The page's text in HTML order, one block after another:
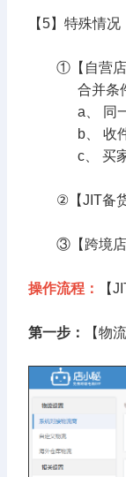
【5】特殊情况
①【自营店铺
合并条
a、 同一
b、 收件人
c、 买家指
②【JIT备货
③【跨境店铺
操作流程： 【
第一步： 【物